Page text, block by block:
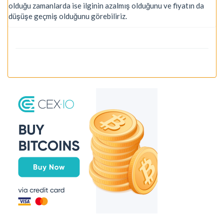
olduğu zamanlarda ise ilginin azalmış olduğunu ve fiyatın da
düşüşe geçmiş olduğunu görebiliriz.